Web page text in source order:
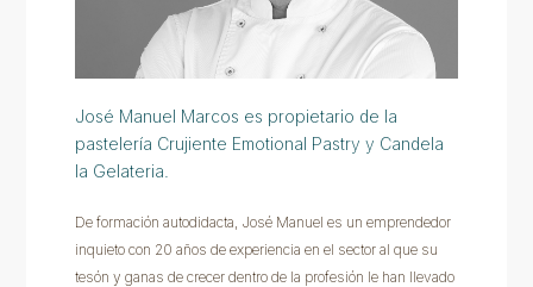
José Manuel Marcos es propietario de la
pastelería Crujiente Emotional Pastry y Candela
la Gelateria.
De formación autodidacta, José Manuel es un emprendedor
inquieto con 20 años de experiencia en el sector al que su
tesón y ganas de crecer dentro de la profesión le han llevado